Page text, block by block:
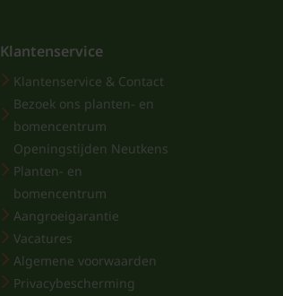
Klantenservice
Klantenservice & Contact
Bezoek ons planten- en
bomencentrum
Openingstijden Neutkens
Planten- en
bomencentrum
Aangroeigarantie
Vacatures
Algemene voorwaarden
Privacybescherming